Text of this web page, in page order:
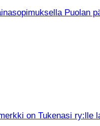
Puolan
on Tukenasi ry:lle